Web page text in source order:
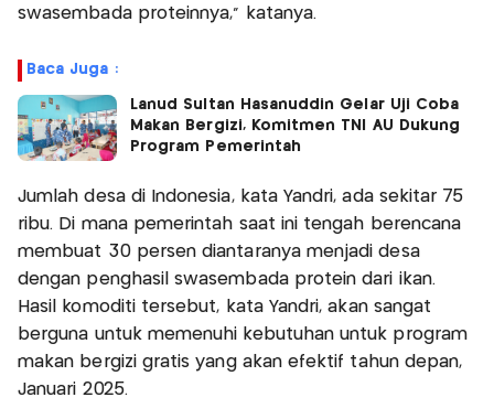
swasembada proteinnya,” katanya.
Baca Juga :
Lanud Sultan Hasanuddin Gelar Uji Coba
Makan Bergizi, Komitmen TNI AU Dukung
Program Pemerintah
Jumlah desa di Indonesia, kata Yandri, ada sekitar 75
ribu. Di mana pemerintah saat ini tengah berencana
membuat 30 persen diantaranya menjadi desa
dengan penghasil swasembada protein dari ikan.
Hasil komoditi tersebut, kata Yandri, akan sangat
berguna untuk memenuhi kebutuhan untuk program
makan bergizi gratis yang akan efektif tahun depan,
Januari 2025.